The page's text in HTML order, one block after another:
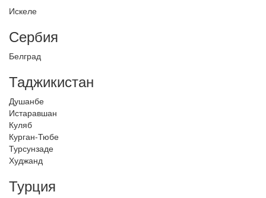
Искеле
Сербия
Белград
Таджикистан
Душанбе
Истаравшан
Куляб
Курган-Тюбе
Турсунзаде
Худжанд
Турция